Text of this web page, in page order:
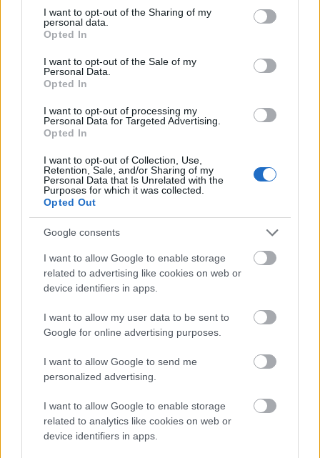
not limited to your visit or usage behaviour. You may click to
grant or deny consent to Google and its third-party tags to
use your data for below specified purposes in below Google
consent section.
I want to opt-out of the Sharing of my
personal data.
Opted In
I want to opt-out of the Sale of my
Personal Data.
Opted In
I want to opt-out of processing my
Personal Data for Targeted Advertising.
Opted In
I want to opt-out of Collection, Use,
Retention, Sale, and/or Sharing of my
Personal Data that Is Unrelated with the
Purposes for which it was collected.
Opted Out
Google consents
I want to allow Google to enable storage
related to advertising like cookies on web or
device identifiers in apps.
I want to allow my user data to be sent to
Google for online advertising purposes.
I want to allow Google to send me
personalized advertising.
I want to allow Google to enable storage
related to analytics like cookies on web or
device identifiers in apps.
reggelen dolgozni indulunk, akár egy vagy több
kisgyermek mellett kell szabad perceket nyerni. ...
Tízperces trükkök - Valentin-napi
különkiadás bármikor
felhasználható ötletekkel
2022. február 14.